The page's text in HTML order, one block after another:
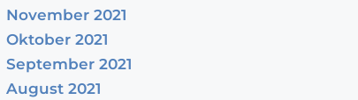
November 2021
Oktober 2021
September 2021
August 2021